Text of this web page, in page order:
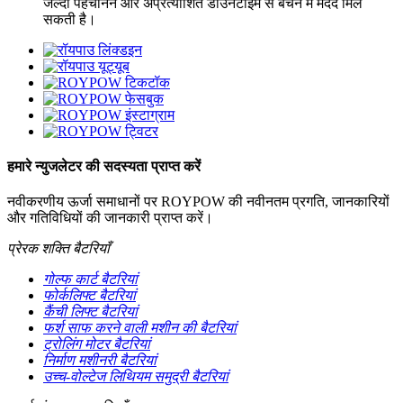
जल्दी पहचानने और अप्रत्याशित डाउनटाइम से बचने में मदद मिल
सकती है।
हमारे न्युजलेटर की सदस्यता प्राप्त करें
नवीकरणीय ऊर्जा समाधानों पर ROYPOW की नवीनतम प्रगति, जानकारियों
और गतिविधियों की जानकारी प्राप्त करें।
प्रेरक शक्ति बैटरियाँ
गोल्फ कार्ट बैटरियां
फोर्कलिफ्ट बैटरियां
कैंची लिफ्ट बैटरियां
फर्श साफ करने वाली मशीन की बैटरियां
ट्रोलिंग मोटर बैटरियां
निर्माण मशीनरी बैटरियां
उच्च-वोल्टेज लिथियम समुद्री बैटरियां